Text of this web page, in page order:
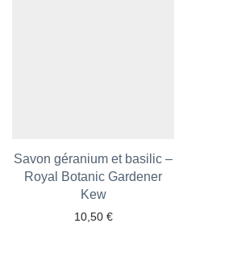
Savon géranium et basilic –
Royal Botanic Gardener
Kew
10,50 €
Ajouter aux favoris